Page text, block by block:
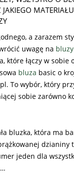
JAKIEGO
a zarazem
uwagę na
które łączy w sobie
bluza basic o
To wybór, który
sobie zarówno
bluzka, która ma
dzianiny
jeden dla